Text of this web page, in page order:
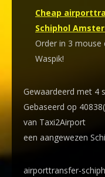
Cheap
Schiphol
Order in 3 mouse
Waspik!
Gewaardeerd met 4
Gebaseerd op
van Taxi2Airport
een aangewezen
airporttransfer-